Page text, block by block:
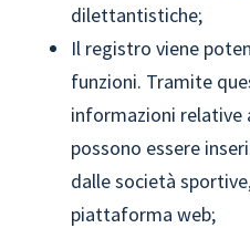
dilettantistiche;
Il registro viene
funzioni. Tramite
informazioni relative
possono essere
dalle società
piattaforma web;